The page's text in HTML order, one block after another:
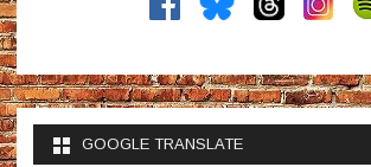
GOOGLE TRANSLATE